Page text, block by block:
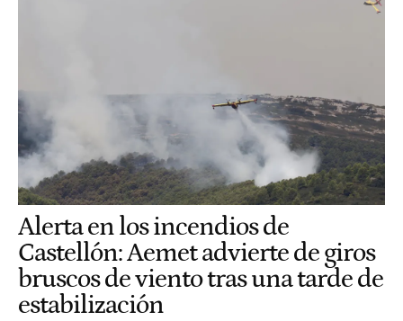
Alerta en los incendios de
Castellón: Aemet advierte de giros
bruscos de viento tras una tarde de
estabilización